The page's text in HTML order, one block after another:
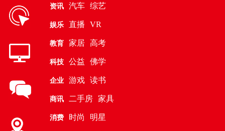
资讯 汽车 综艺
娱乐 直播 VR
教育 家居 高考
科技 公益 佛学
企业 游戏 读书
商讯 二手房 家具
消费 时尚 明星